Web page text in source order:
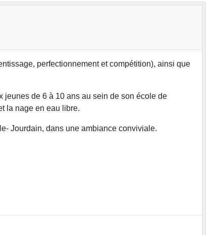
perfectionnement et compétition), ainsi que
jeunes de 6 à 10 ans au sein de son école de
la nage en eau libre.
Jourdain, dans une ambiance conviviale.